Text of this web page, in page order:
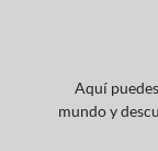
Aquí
mundo y